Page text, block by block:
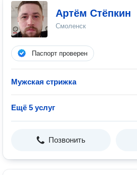
Артём Стёпкин
Смоленск
Паспорт проверен
Мужская стрижка
Ещё 5 услуг
Позвонить